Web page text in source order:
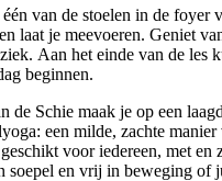
van de stoelen in de foyer
laat je meevoeren. Geniet
Aan het einde van de les
beginnen.
de Schie maak je op een
een milde, zachte
voor iedereen, met en
soepel en vrij in beweging of